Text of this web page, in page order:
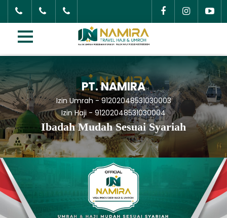
PT. NAMIRA
Izin Umrah - 91202048531030003
Izin Haji - 91202048531030004
Ibadah Mudah Sesuai Syariah